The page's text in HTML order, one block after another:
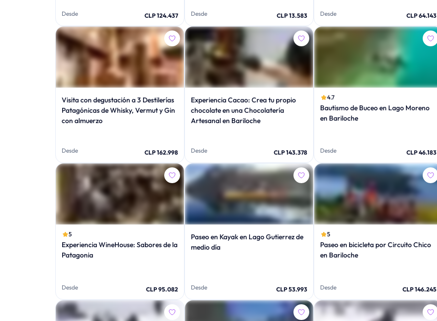
Desde CLP 124.437 Desde CLP 13.583 Desde CLP 64.143
Visita con degustación a 3 Destilerías
Patagónicas de Whisky, Vermut y Gin
con almuerzo
Desde CLP 162.998
Experiencia Cacao: Crea tu propio
chocolate en una Chocolatería
Artesanal en Bariloche
Desde CLP 143.378
4.7
Bautismo de Buceo en Lago Moreno
en Bariloche
Desde CLP 46.183
5
Experiencia WineHouse: Sabores de la
Patagonia
Desde CLP 95.082
Paseo en Kayak en Lago Gutierrez de
medio día
Desde CLP 53.993
5
Paseo en bicicleta por Circuito Chico
en Bariloche
Desde CLP 146.245